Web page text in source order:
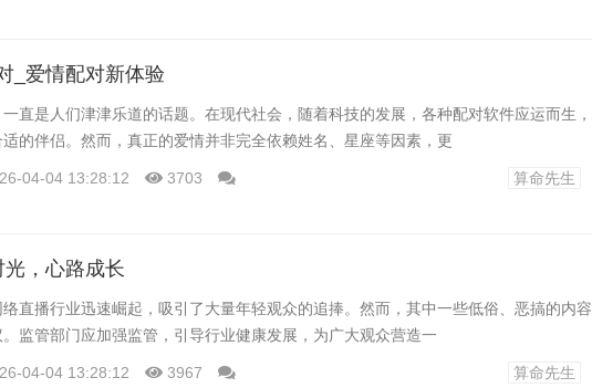
_爱情配对新体验
直是人们津津乐道的话题。在现代社会，随着科技的发展，各种配对软件应运而生，
的伴侣。然而，真正的爱情并非完全依赖姓名、星座等因素，更
04-04 13:28:12 3703 算命先生
，心路成长
直播行业迅速崛起，吸引了大量年轻观众的追捧。然而，其中一些低俗、恶搞的内容
监管部门应加强监管，引导行业健康发展，为广大观众营造一
04-04 13:28:12 3967 算命先生